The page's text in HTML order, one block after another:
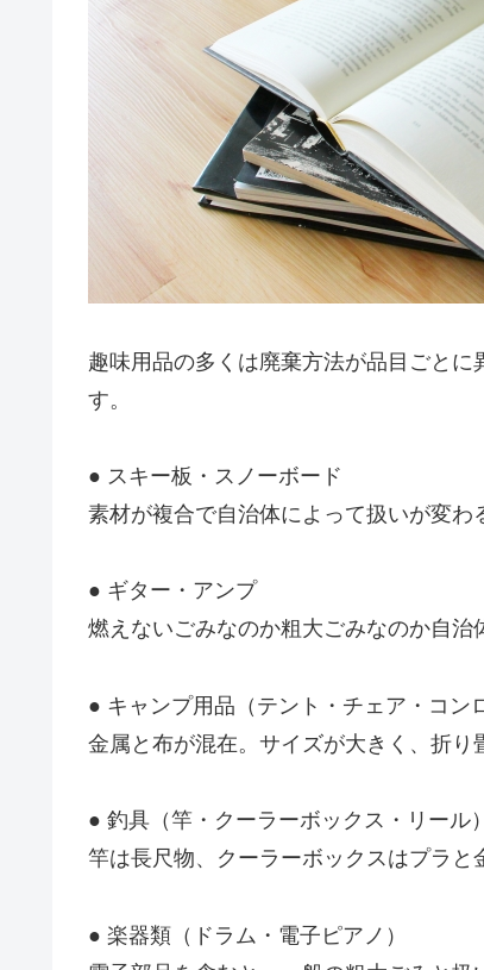
趣味用品の多くは廃棄方法が品目ごと
す。
● スキー板・スノーボード
素材が複合で自治体によって扱いが変わ
● ギター・アンプ
燃えないごみなのか粗大ごみなのか自治
● キャンプ用品（テント・チェア・コン
金属と布が混在。サイズが大きく、折り
● 釣具（竿・クーラーボックス・リール）
竿は長尺物、クーラーボックスはプラと
● 楽器類（ドラム・電子ピアノ）